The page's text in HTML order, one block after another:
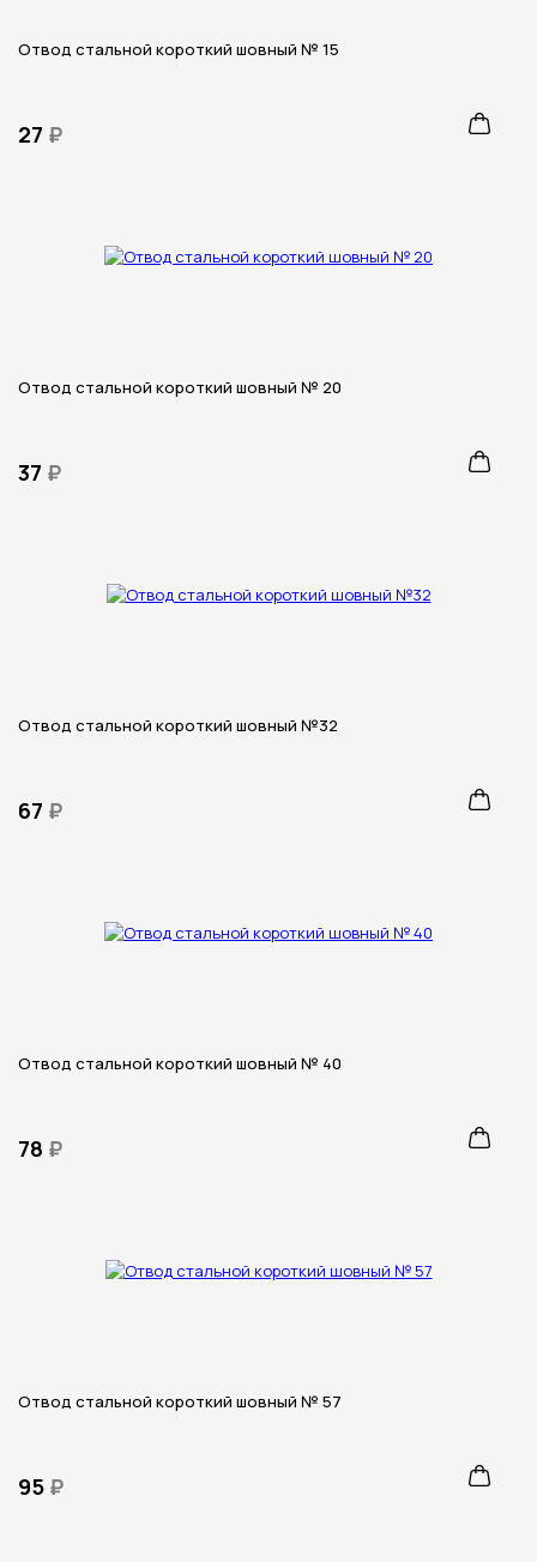
Отвод стальной короткий шовный № 15
27 ₽
Отвод стальной короткий шовный № 20
37 ₽
Отвод стальной короткий шовный №32
67 ₽
Отвод стальной короткий шовный № 40
78 ₽
Отвод стальной короткий шовный № 57
95 ₽